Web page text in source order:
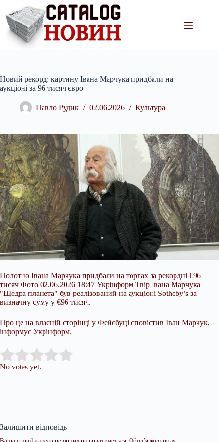
вмісту
Новий рекорд: картину Івана Марчука придбали на
аукціоні за 96 тисяч євро
Павло Рудик 02.06.2026 Культура
Полотно Івана Марчука придбали на торгах за рекордні €96
тисяч Фото 02.06.2026 18:47 Укрінформ Твір Івана Марчука
"Щедра планета" був реалізований на аукціоні Sotheby’s за
визначну суму у €96 тисяч.
Про це на власній сторінці у Фейсбуці сповістив Іван Марчук,
інформує Укрінформ.
Rate this item:
No votes yet.
Залишити відповідь
Ваша e-mail адреса не оприлюднюватиметься. Обов’язкові поля